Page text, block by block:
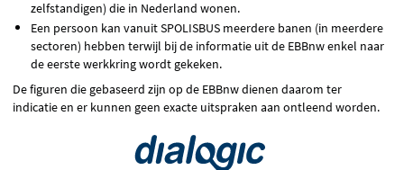
zelfstandigen) die in Nederland wonen.
Een persoon kan vanuit SPOLISBUS meerdere banen (in meerdere
sectoren) hebben terwijl bij de informatie uit de EBBnw enkel naar
de eerste werkkring wordt gekeken.
De figuren die gebaseerd zijn op de EBBnw dienen daarom ter
indicatie en er kunnen geen exacte uitspraken aan ontleend worden.